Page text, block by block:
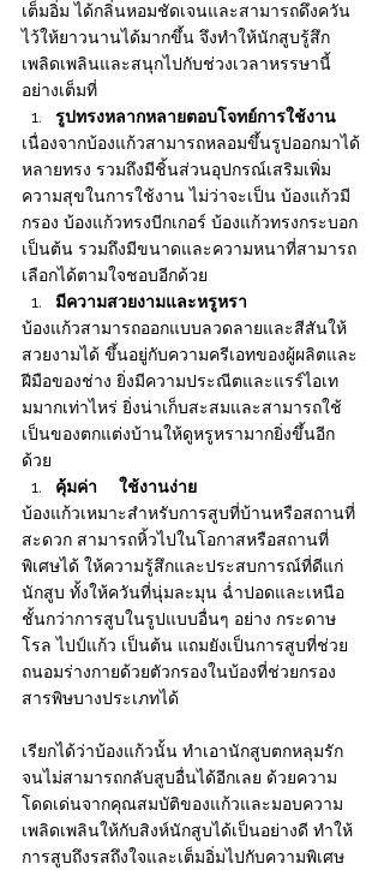
เต็มอิ่ม ได้กลิ่นหอมชัดเจนและสามารถดึงควัน
ไว้ให้ยาวนานได้มากขึ้น จึงทำให้นักสูบรู้สึก
เพลิดเพลินและสนุกไปกับช่วงเวลาหรรษานี้
อย่างเต็มที่
รูปทรงหลากหลายตอบโจทย์การใช้งาน
เนื่องจากบ้องแก้วสามารถหลอมขึ้นรูปออกมาได้
หลายทรง รวมถึงมีชิ้นส่วนอุปกรณ์เสริมเพิ่ม
ความสุขในการใช้งาน ไม่ว่าจะเป็น บ้องแก้วมี
กรอง บ้องแก้วทรงบีกเกอร์ บ้องแก้วทรงกระบอก
เป็นต้น รวมถึงมีขนาดและความหนาที่สามารถ
เลือกได้ตามใจชอบอีกด้วย
มีความสวยงามและหรูหรา
บ้องแก้วสามารถออกแบบลวดลายและสีสันให้
สวยงามได้ ขึ้นอยู่กับความครีเอทของผู้ผลิตและ
ฝีมือของช่าง ยิ่งมีความประณีตและแรร์ไอเท
มมากเท่าไหร่ ยิ่งน่าเก็บสะสมและสามารถใช้
เป็นของตกแต่งบ้านให้ดูหรูหรามากยิ่งขึ้นอีก
ด้วย
คุ้มค่า      ใช้งานง่าย
บ้องแก้วเหมาะสำหรับการสูบที่บ้านหรือสถานที่
สะดวก สามารถหิ้วไปในโอกาสหรือสถานที่
พิเศษได้ ให้ความรู้สึกและประสบการณ์ที่ดีแก่
นักสูบ ทั้งให้ควันที่นุ่มละมุน ฉ่ำปอดและเหนือ
ชั้นกว่าการสูบในรูปแบบอื่นๆ อย่าง กระดาษ
โรล ไปป์แก้ว เป็นต้น แถมยังเป็นการสูบที่ช่วย
ถนอมร่างกายด้วยตัวกรองในบ้องที่ช่วยกรอง
สารพิษบางประเภทได้
เรียกได้ว่าบ้องแก้วนั้น ทำเอานักสูบตกหลุมรัก
จนไม่สามารถกลับสูบอื่นได้อีกเลย ด้วยความ
โดดเด่นจากคุณสมบัติของแก้วและมอบความ
เพลิดเพลินให้กับสิงห์นักสูบได้เป็นอย่างดี ทำให้
การสูบถึงรสถึงใจและเต็มอิ่มไปกับความพิเศษ